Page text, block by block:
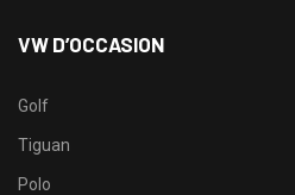
VW D’OCCASION
Golf
Tiguan
Polo